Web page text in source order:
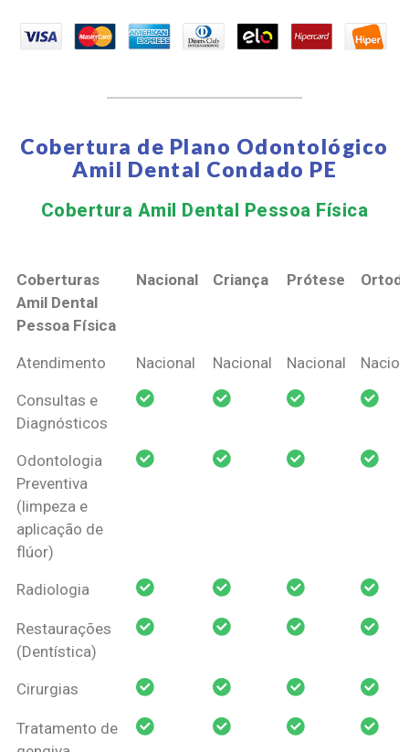
Cobertura de Plano Odontológico
Amil Dental Condado PE
Cobertura Amil Dental Pessoa Física​
Coberturas
Amil Dental
Pessoa Física
Nacional Criança Prótese
Coberturas
Pessoa Física
Nacional Criança Prótese
Atendimento Nacional Nacional Nacional
Consultas e
Diagnósticos
Odontologia
Preventiva
(limpeza e
aplicação de
flúor)
Radiologia
Restaurações
(Dentística)
Cirurgias
Tratamento de